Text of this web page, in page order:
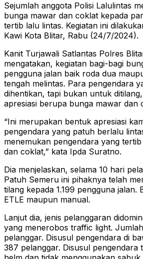
Sejumlah anggota Polisi Lalulintas
bunga mawar dan coklat kepada
tertib lalu lintas. Kegiatan ini
Kawi Kota Blitar, Rabu (24/7/2024).
Kanit Turjawali Satlantas Polres
mengatakan, kegiatan bagi-bagi
pengguna jalan baik roda dua
tengah melintas. Para pengendara
dihentikan, tapi bukan untuk
apresiasi berupa bunga mawar dan
“Ini merupakan bentuk apresiasi
pengendara yang patuh berlalu
menemukan pengendara yang
dan coklat,” kata Ipda Suratno.
Dia menjelaskan, selama 10 hari
Patuh Semeru ini pihaknya telah
tilang kepada 1.199 pengguna jalan.
ETLE maupun manual.
Lanjut dia, jenis pelanggaran
yang menerobos traffic light.
pelanggar. Disusul pengendara di
387 pelanggar. Disusul pengendara